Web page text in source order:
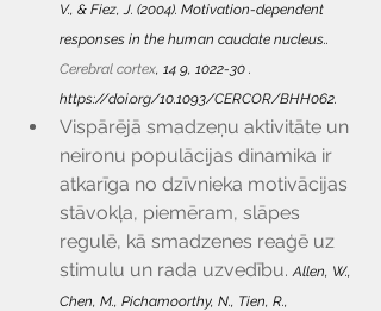
V., & Fiez, J. (2004). Motivation-dependent
responses in the human caudate nucleus..
Cerebral cortex, 14 9, 1022-30 .
https://doi.org/10.1093/CERCOR/BHH062.
Vispārējā smadzeņu aktivitāte un
neironu populācijas dinamika ir
atkarīga no dzīvnieka motivācijas
stāvokļa, piemēram, slāpes
regulē, kā smadzenes reaģē uz
stimulu un rada uzvedību. Allen, W.,
Chen, M., Pichamoorthy, N., Tien, R.,